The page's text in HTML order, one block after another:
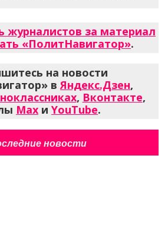
журналистов за материал
«ПолитНавигатор».
на новости
вЯндекс.Дзен,
, Вконтакте,
Max и YouTube.
новости